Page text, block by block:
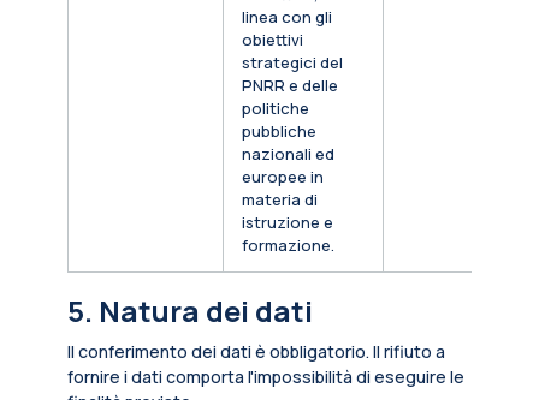
linea con gli
obiettivi
strategici del
PNRR e delle
politiche
pubbliche
nazionali ed
europee in
materia di
istruzione e
formazione.
5. Natura dei dati
Il conferimento dei dati è obbligatorio. Il rifiuto a
fornire i dati comporta l'impossibilità di eseguire le